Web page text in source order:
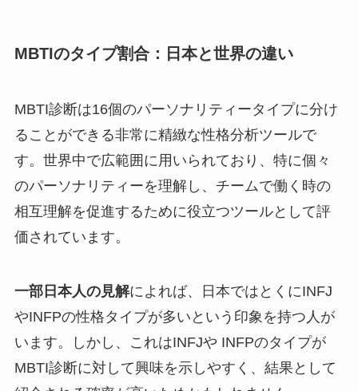
MBTIのタイプ割合：日本と世界の違い
MBTI診断は16個のパーソナリティータイプに分け
ることができる非常に精緻な性格分析ツールで
す。世界中で広範囲に用いられており、特に個々
のパーソナリティーを理解し、チームで働く時の
相互理解を促進するために役立つツールとして評
価されています。
一部日本人の見解によれば、日本ではとくにINFJ
やINFPの性格タイプが多いという印象を持つ人が
います。しかし、これはINFJや INFPのタイプが
MBTI診断に対して興味を示しやすく、結果として